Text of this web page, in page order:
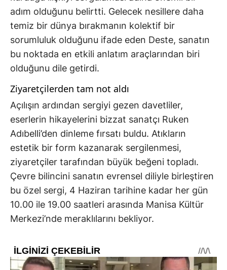
adım olduğunu belirtti. Gelecek nesillere daha
temiz bir dünya bırakmanın kolektif bir
sorumluluk olduğunu ifade eden Deste, sanatın
bu noktada en etkili anlatım araçlarından biri
olduğunu dile getirdi.
Ziyaretçilerden tam not aldı
Açılışın ardından sergiyi gezen davetliler,
eserlerin hikayelerini bizzat sanatçı Ruken
Adıbelli’den dinleme fırsatı buldu. Atıkların
estetik bir form kazanarak sergilenmesi,
ziyaretçiler tarafından büyük beğeni topladı.
Çevre bilincini sanatın evrensel diliyle birleştiren
bu özel sergi, 4 Haziran tarihine kadar her gün
10.00 ile 19.00 saatleri arasında Manisa Kültür
Merkezi’nde meraklılarını bekliyor.